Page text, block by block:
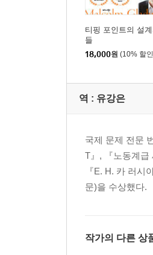
티핑 포인트의 설
들
18,000원 (10% 할
역 : 유강은
국제 문제 전문
T』, 『노동계급
『E. H. 카 러
문)을 수상했다.
작가의 다른 상